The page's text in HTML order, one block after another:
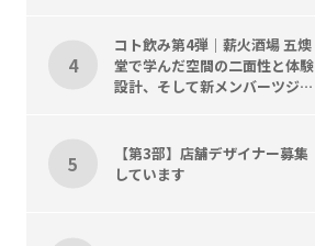
コト飲み第4弾｜薪火酒場 五燠
堂で学んだ空間の二面性と体験
設計、そして新メンバーツジく
【第3部】店舗デザイナー募集
しています